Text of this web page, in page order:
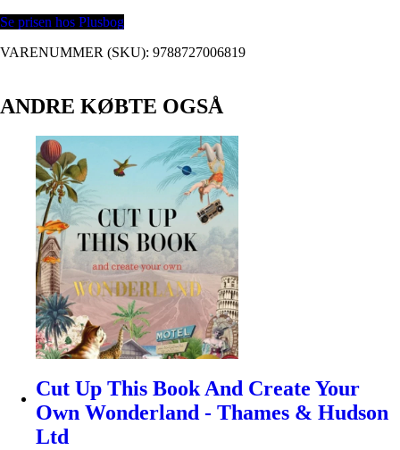
Se prisen hos Plusbog
VARENUMMER (SKU): 9788727006819
ANDRE KØBTE OGSÅ
Cut Up This Book And Create Your
Own Wonderland - Thames & Hudson
Ltd